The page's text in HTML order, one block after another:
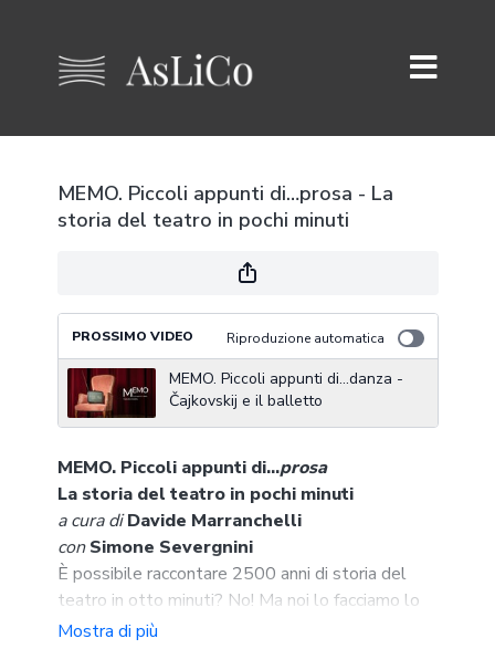
MEMO. Piccoli appunti di…prosa - La
storia del teatro in pochi minuti
PROSSIMO VIDEO Riproduzione automatica
MEMO. Piccoli appunti di…danza -
Čajkovskij e il balletto
MEMO. Piccoli appunti di…prosa
La storia del teatro in pochi minuti
a cura di Davide Marranchelli
con Simone Severgnini
È possibile raccontare 2500 anni di storia del
teatro in otto minuti? No! Ma noi lo facciamo lo
stesso. Una passeggiata tragicomica attraverso i